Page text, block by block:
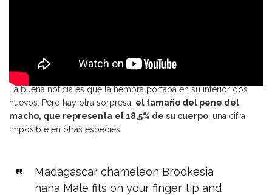
La buena noticia es que la hembra portaba en su interior dos
huevos. Pero hay otra sorpresa: el tamaño del pene del
macho, que representa el 18,5% de su cuerpo , una cifra
imposible en otras especies.
Madagascar chameleon Brookesia
nana Male fits on your finger tip and